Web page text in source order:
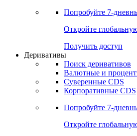
Попробуйте 7-
Откройте
Получить доступ
Деривативы
Поиск деривативов
Валютные и
Суверенные CDS
Корпоративные CDS
Попробуйте 7-
Откройте